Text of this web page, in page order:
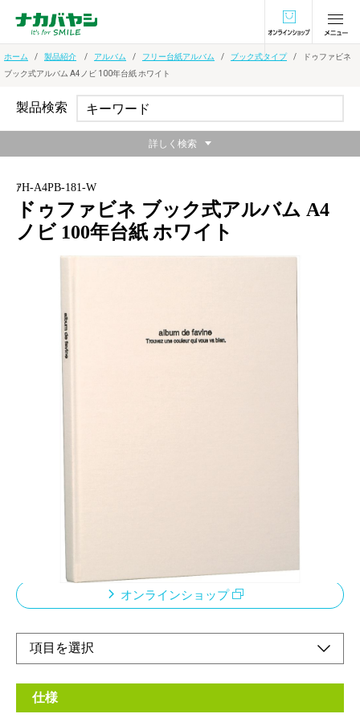
オンラインショ
ホーム 製品紹介 アルバム フリー台紙アルバム ブック式タイプ
ドゥファビネ
ブック式アルバム A4ノビ 100年台紙 ホワイト
ｱH-A4PB-181-W
ドゥファビネ ブック式アルバム A4
ノビ 100年台紙 ホワイト
A4サイズのプリントがそのまま貼れるベーシック
オンラインショップ
仕様
製品検索
詳しく検索